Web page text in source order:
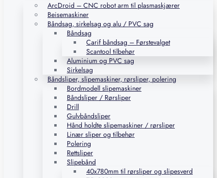
ArcDroid – CNC robot arm til plasmaskjærer
Beisemaskiner
Båndsag, sirkelsag og alu / PVC sag
Båndsag
Carif båndsag – Førstevalget
Scantool tilbehør
Aluminium og PVC sag
Sirkelsag
Båndsliper, slipemaskiner, rørsliper, polering
Bordmodell slipemaskiner
Båndsliper / Rørsliper
Drill
Gulvbåndsliper
Hånd holdte slipemaskiner / rørsliper
Linær sliper og tilbehør
Polering
Rettsliper
Slipebånd
40x780mm til rørsliper og slipesverd